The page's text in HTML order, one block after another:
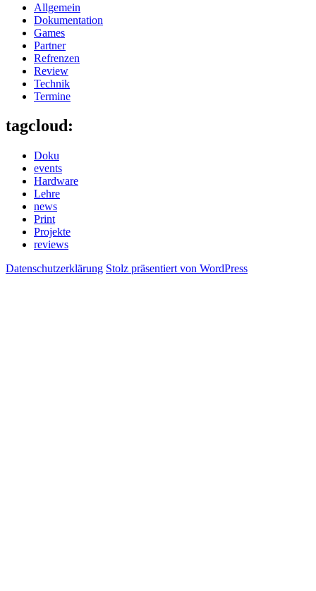
Allgemein
Dokumentation
Games
Partner
Refrenzen
Review
Technik
Termine
tagcloud:
Doku
events
Hardware
Lehre
news
Print
Projekte
reviews
Datenschutzerklärung Stolz präsentiert von WordPress